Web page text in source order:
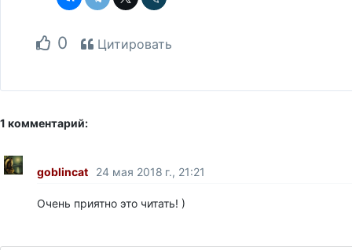
0 Цитировать
1 комментарий:
goblincat 24 мая 2018 г., 21:21
Очень приятно это читать! )